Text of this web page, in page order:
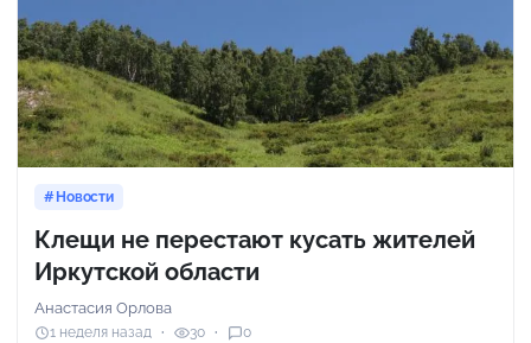
Новости
Клещи не перестают кусать жителей
Иркутской области
Анастасия Орлова
1 неделя назад 30 0